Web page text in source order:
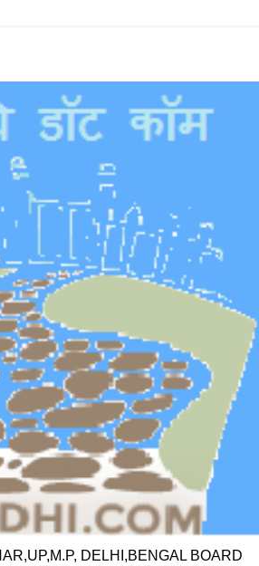
DELHI,BENGAL BOARD